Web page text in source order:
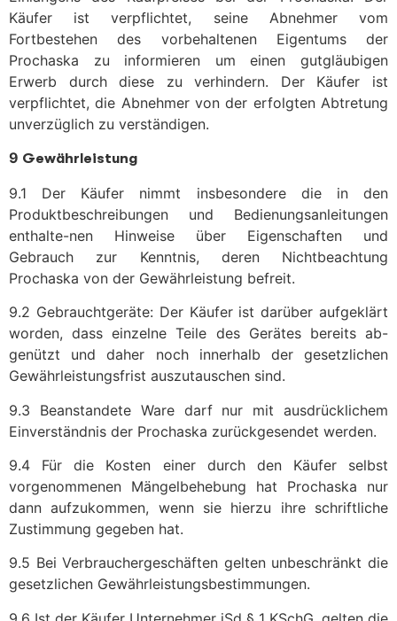
Käufer ist verpflichtet, seine Abnehmer vom
Fortbestehen des vorbehaltenen Eigentums der
Prochaska zu informieren um einen gutgläubigen
Erwerb durch diese zu verhindern. Der Käufer ist
verpflichtet, die Abnehmer von der erfolgten Abtretung
unverzüglich zu verständigen.
9 Gewährleistung
9.1 Der Käufer nimmt insbesondere die in den
Produktbeschreibungen und Bedienungsanleitungen
enthalte-nen Hinweise über Eigenschaften und
Gebrauch zur Kenntnis, deren Nichtbeachtung
Prochaska von der Gewährleistung befreit.
9.2 Gebrauchtgeräte: Der Käufer ist darüber aufgeklärt
worden, dass einzelne Teile des Gerätes bereits ab-
genützt und daher noch innerhalb der gesetzlichen
Gewährleistungsfrist auszutauschen sind.
9.3 Beanstandete Ware darf nur mit ausdrücklichem
Einverständnis der Prochaska zurückgesendet werden.
9.4 Für die Kosten einer durch den Käufer selbst
vorgenommenen Mängelbehebung hat Prochaska nur
dann aufzukommen, wenn sie hierzu ihre schriftliche
Zustimmung gegeben hat.
9.5 Bei Verbrauchergeschäften gelten unbeschränkt die
gesetzlichen Gewährleistungsbestimmungen.